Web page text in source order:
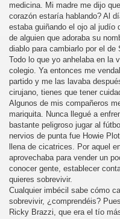
medicina. Mi madre me dijo
corazón estaría hablando? Al
estaba guiñando el ojo al judío
de alguien que adoraba su
diablo para cambiarlo por el de
Todo lo que yo anhelaba en la
colegio. Ya entonces me
partido y me las lavaba
cirujano, tienes que tener
Algunos de mis compañeros
mariquita. Nunca llegué a
bastante peligroso jugar al
nervios de punta fue Howie
llena de cicatrices. Por aquel
aprovechaba para vender un
conocer gente, establecer
quieres sobrevivir.
Cualquier imbécil sabe cómo
sobrevivir, ¿comprendéis?
Ricky Brazzi, que era el tío